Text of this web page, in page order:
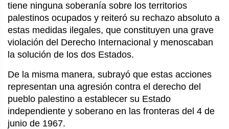
tiene ninguna soberanía sobre los territorios
palestinos ocupados y reiteró su rechazo absoluto a
estas medidas ilegales, que constituyen una grave
violación del Derecho Internacional y menoscaban
la solución de los dos Estados.
De la misma manera, subrayó que estas acciones
representan una agresión contra el derecho del
pueblo palestino a establecer su Estado
independiente y soberano en las fronteras del 4 de
junio de 1967.